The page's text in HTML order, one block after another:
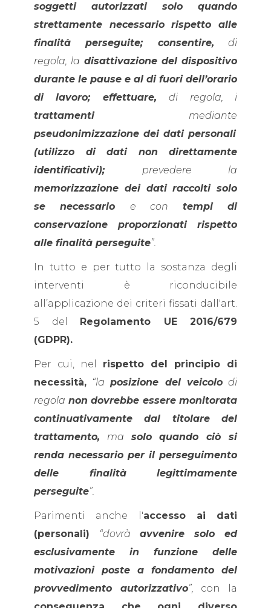
soggetti autorizzati solo quando
strettamente necessario rispetto alle
finalità perseguite; consentire, di
regola, la disattivazione del dispositivo
durante le pause e al di fuori dell’orario
di lavoro; effettuare,di regola, i
trattamenti mediante
pseudonimizzazione dei dati personali
(utilizzo di dati non direttamente
identificativi); prevedere la
memorizzazione dei dati raccolti solo
se necessario e con tempi di
conservazione proporzionati rispetto
alle finalità perseguite”.
In tutto e per tutto la sostanza degli
interventi è riconducibile
all’applicazione dei criteri fissati dall'art.
5 del
Regolamento UE 2016/679
(GDPR).
Per cui, nel rispetto del principio di
necessità, “laposizione del veicolodi
regola non dovrebbe essere monitorata
continuativamente dal titolare del
trattamento, ma solo quando ciò si
renda necessario per il perseguimento
delle finalità legittimamente
perseguite”.
Parimenti anche l'accesso ai dati
(personali)
“dovrà avvenire solo ed
esclusivamente in funzione delle
motivazioni poste a fondamento del
provvedimento autorizzativo”, con la